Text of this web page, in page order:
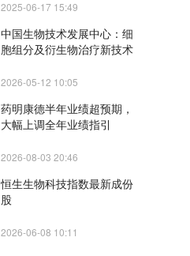
2025-06-17 15:49
中国生物技术发展中心：细
胞组分及衍生物治疗新技术
版）
2026-05-12 10:05
药明康德半年业绩超预期，
大幅上调全年业绩指引
2026-08-03 20:46
恒生生物科技指数最新成份
股
2026-06-08 10:11